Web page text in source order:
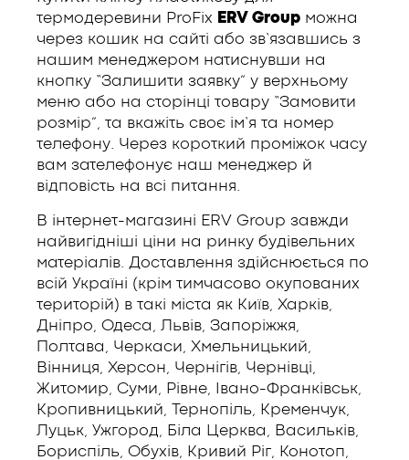
термодеревини ProFix
ERV Group можна
через кошик на сайті або зв’язавшись з
нашим менеджером натиснувши на
кнопку “Залишити заявку” у верхньому
меню або на сторінці товару “Замовити
розмір”, та вкажіть своє ім’я та номер
телефону. Через короткий проміжок часу
вам зателефонує наш менеджер й
відповість на всі питання.
В інтернет-магазині ERV Group завжди
найвигідніші ціни на ринку будівельних
матеріалів. Доставлення здійснюється по
всій Україні (крім тимчасово окупованих
територій) в такі міста як Київ, Харків,
Дніпро, Одеса, Львів, Запоріжжя,
Полтава, Черкаси, Хмельницький,
Вінниця, Херсон, Чернігів, Чернівці,
Житомир, Суми, Рівне, Івано-Франківськ,
Кропивницький, Тернопіль, Кременчук,
Луцьк, Ужгород, Біла Церква, Васильків,
Бориспіль, Обухів, Кривий Ріг, Конотоп,